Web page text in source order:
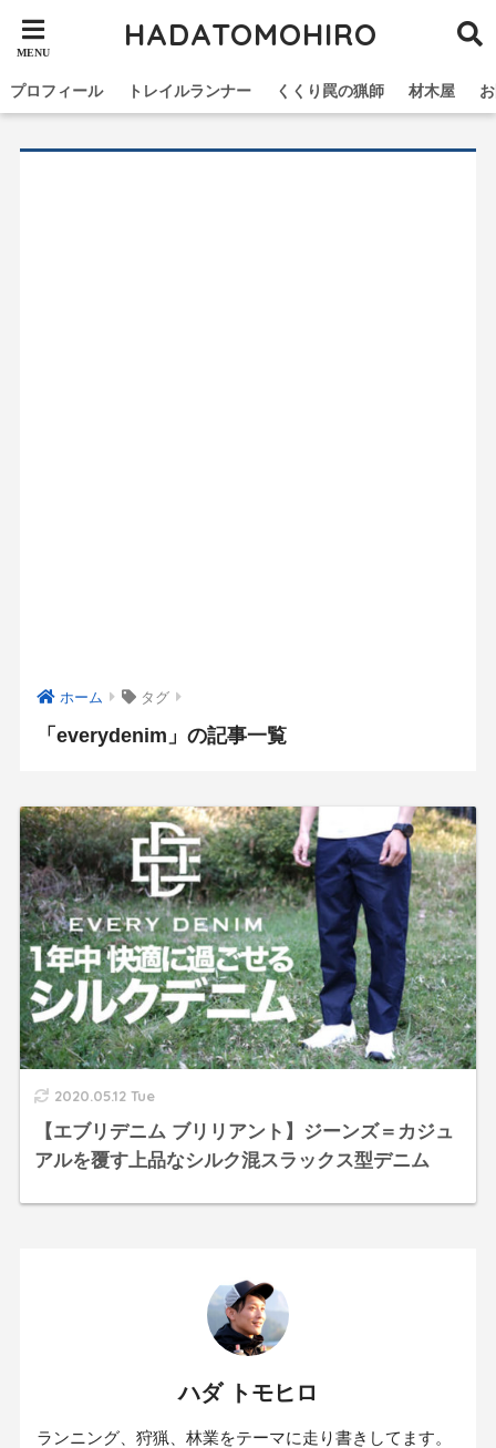
HADATOMOHIRO
プロフィール トレイルランナー くくり罠の猟師 材木屋
ホーム タグ
「everydenim」の記事一覧
2020.05.12 Tue
【エブリデニム ブリリアント】ジーンズ＝カジュ
アルを覆す上品なシルク混スラックス型デニム
ハダ トモヒロ
ランニング、狩猟、林業をテーマに走り書きしてます。